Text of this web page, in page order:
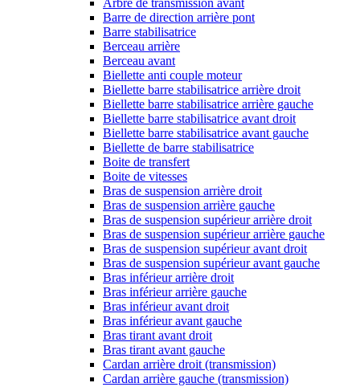
Arbre de transmission avant
Barre de direction arrière pont
Barre stabilisatrice
Berceau arrière
Berceau avant
Biellette anti couple moteur
Biellette barre stabilisatrice arrière droit
Biellette barre stabilisatrice arrière gauche
Biellette barre stabilisatrice avant droit
Biellette barre stabilisatrice avant gauche
Biellette de barre stabilisatrice
Boite de transfert
Boite de vitesses
Bras de suspension arrière droit
Bras de suspension arrière gauche
Bras de suspension supérieur arrière droit
Bras de suspension supérieur arrière gauche
Bras de suspension supérieur avant droit
Bras de suspension supérieur avant gauche
Bras inférieur arrière droit
Bras inférieur arrière gauche
Bras inférieur avant droit
Bras inférieur avant gauche
Bras tirant avant droit
Bras tirant avant gauche
Cardan arrière droit (transmission)
Cardan arrière gauche (transmission)